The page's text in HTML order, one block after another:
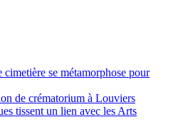
se métamorphose pour
de crématorium à Louviers
tissent un lien avec les Arts